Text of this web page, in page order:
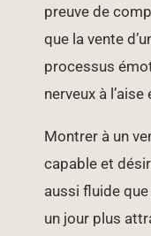
preuve de
que la vente
processus
nerveux à
Montrer à un
capable et
aussi fluide
un jour plus